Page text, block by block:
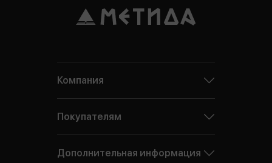
Компания
Покупателям
Дополнительная информация